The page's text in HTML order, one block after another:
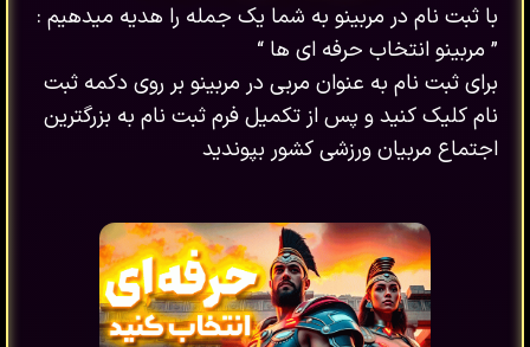
با ثبت نام در مربینو به شما یک جمله را هدیه میدهیم :
” مربینو انتخاب حرفه ای ها “
برای ثبت نام به عنوان مربی در مربینو بر روی دکمه ثبت
نام کلیک کنید و پس از تکمیل فرم ثبت نام به بزرگترین
اجتماع مربیان ورزشی کشور بپوندید